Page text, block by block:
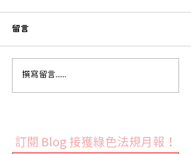
歐盟執委會發布 RoHS 指
留言
撰寫留言......
訂閱 Blog 接獲綠色法規月報！